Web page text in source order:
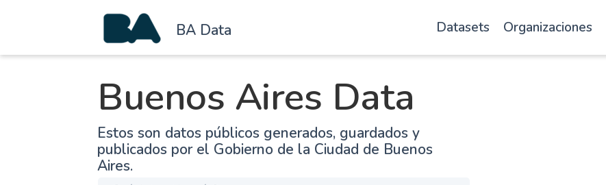
BA Data Datasets Organizaciones
Buenos Aires Data
Estos son datos públicos generados, guardados y
publicados por el Gobierno de la Ciudad de Buenos
Aires.